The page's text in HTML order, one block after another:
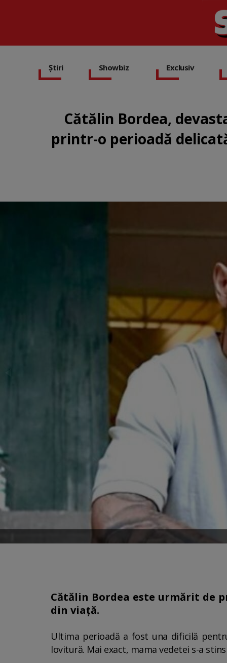
Știri Showbiz Exclusiv
Cătălin Bordea,
printr-o perioadă
Cătălin Bordea este urmărit de
din viață.
Ultima perioadă a fost una dificilă
lovitură. Mai exact, mama vedetei s-a